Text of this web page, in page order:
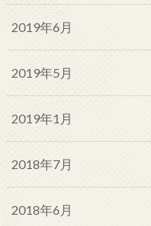
2019年6月
2019年5月
2019年1月
2018年7月
2018年6月